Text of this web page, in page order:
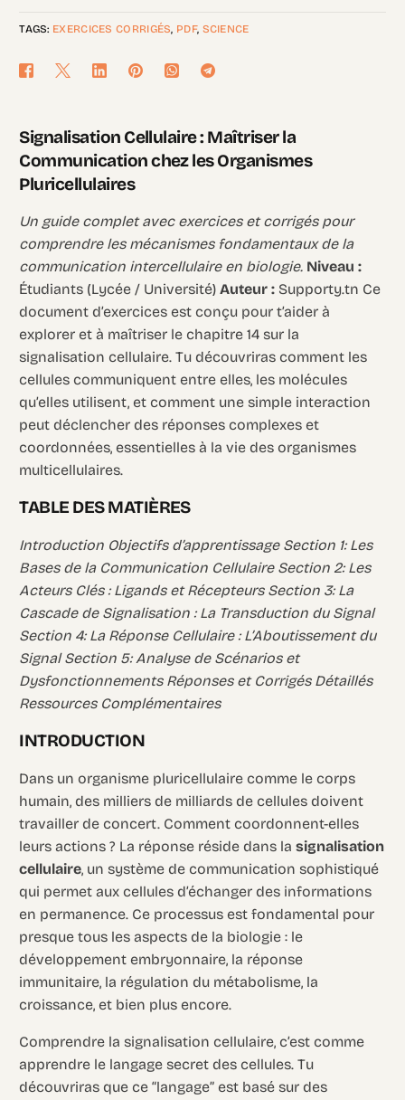
TAGS: EXERCICES CORRIGÉS, PDF, SCIENCE
Signalisation Cellulaire : Maîtriser la
Communication chez les Organismes
Pluricellulaires
Un guide complet avec exercices et corrigés pour
comprendre les mécanismes fondamentaux de la
communication intercellulaire en biologie. Niveau :
Étudiants (Lycée / Université)Auteur : Supporty.tn Ce
document d’exercices est conçu pour t’aider à
explorer et à maîtriser le chapitre 14 sur la
signalisation cellulaire. Tu découvriras comment les
cellules communiquent entre elles, les molécules
qu’elles utilisent, et comment une simple interaction
peut déclencher des réponses complexes et
coordonnées, essentielles à la vie des organismes
multicellulaires.
TABLE DES MATIÈRES
Introduction Objectifs d’apprentissage Section 1: Les
Bases de la Communication Cellulaire Section 2: Les
Acteurs Clés : Ligands et Récepteurs Section 3: La
Cascade de Signalisation : La Transduction du Signal
Section 4: La Réponse Cellulaire : L’Aboutissement du
Signal Section 5: Analyse de Scénarios et
Dysfonctionnements Réponses et Corrigés Détaillés
Ressources Complémentaires
INTRODUCTION
Dans un organisme pluricellulaire comme le corps
humain, des milliers de milliards de cellules doivent
travailler de concert. Comment coordonnent-elles
leurs actions ? La réponse réside dans lasignalisation
cellulaire, un système de communication sophistiqué
qui permet aux cellules d’échanger des informations
en permanence. Ce processus est fondamental pour
presque tous les aspects de la biologie : le
développement embryonnaire, la réponse
immunitaire, la régulation du métabolisme, la
croissance, et bien plus encore.
Comprendre la signalisation cellulaire, c’est comme
apprendre le langage secret des cellules. Tu
découvriras que ce “langage” est basé sur des